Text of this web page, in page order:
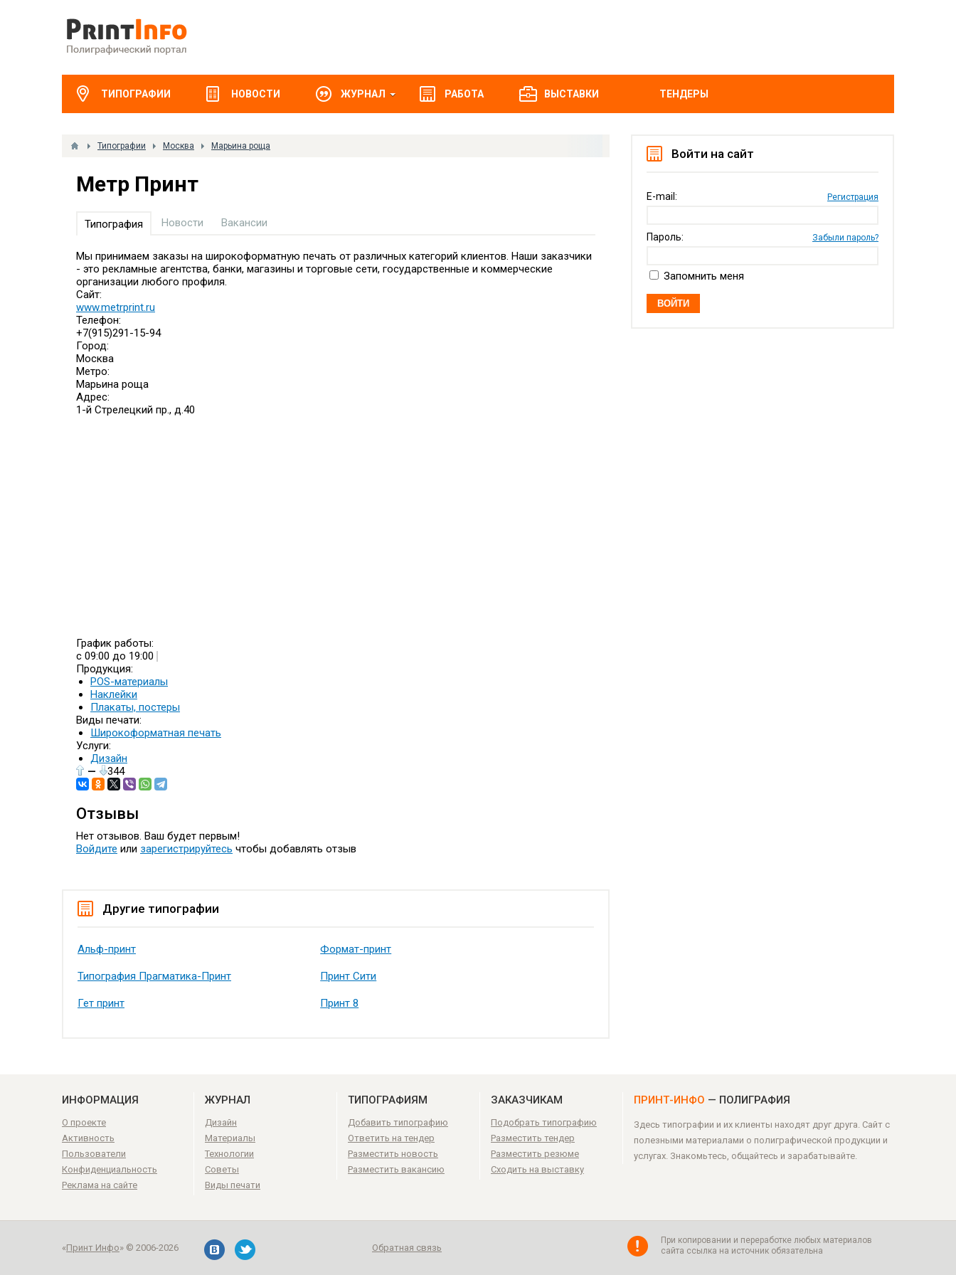
ТИПОГРАФИИ НОВОСТИ ЖУРНАЛ РАБОТА ВЫСТАВКИ ТЕНДЕРЫ
Типографии Москва Марьина роща
Метр Принт
Типография Новости Вакансии
Мы принимаем заказы на широкоформатную печать от различных категорий клиентов. Наши заказчики
- это рекламные агентства, банки, магазины и торговые сети, государственные и коммерческие
организации любого профиля.
Сайт:
www.metrprint.ru
Телефон:
+7(915)291-15-94
Город:
Москва
Метро:
Марьина роща
Адрес:
1-й Стрелецкий пр., д.40
График работы:
с 09:00 до 19:00
Продукция:
POS-материалы
Наклейки
Плакаты, постеры
Виды печати:
Широкоформатная печать
Услуги:
Дизайн
—
344
Отзывы
Нет отзывов. Ваш будет первым!
Войдите или зарегистрируйтесь чтобы добавлять отзыв
Другие типографии
Альф-принт Формат-принт
Типография Прагматика-Принт Принт Сити
Гет принт Принт 8
Войти на сайт
E-mail: Регистрация
Пароль: Забыли пароль?
Запомнить меня
ИНФОРМАЦИЯ
О проекте
Активность
Пользователи
Конфиденциальность
Реклама на сайте
ЖУРНАЛ
Дизайн
Материалы
Технологии
Советы
Виды печати
ТИПОГРАФИЯМ
Добавить типографию
Ответить на тендер
Разместить новость
Разместить вакансию
ЗАКАЗЧИКАМ
Подобрать типографию
Разместить тендер
Разместить резюме
Сходить на выставку
ПРИНТ-ИНФО — ПОЛИГРАФИЯ
Здесь типографии и их клиенты находят друг друга. Сайт с
полезными материалами о полиграфической продукции и
услугах. Знакомьтесь, общайтесь и зарабатывайте.
«Принт Инфо» © 2006-2026 Обратная связь
При копировании и переработке любых материалов
сайта ссылка на источник обязательна